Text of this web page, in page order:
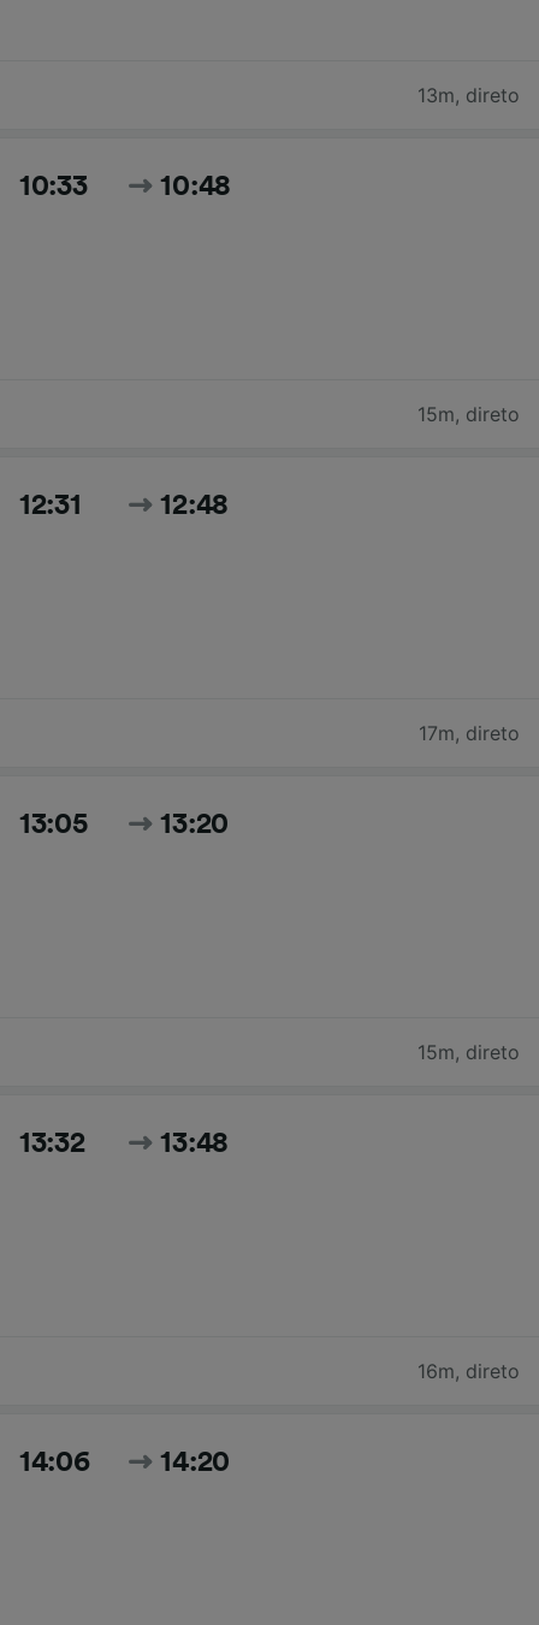
13m, direto
10:33 10:48
15m, direto
12:31 12:48
17m, direto
13:05 13:20
15m, direto
13:32 13:48
16m, direto
14:06 14:20